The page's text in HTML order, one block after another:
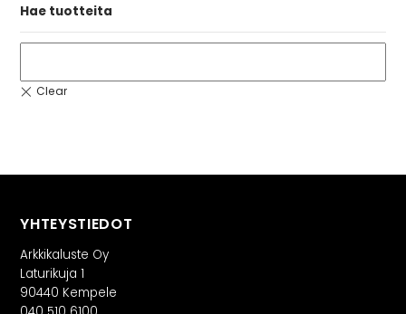
Hae tuotteita
YHTEYSTIEDOT
Arkkikaluste Oy
Laturikuja 1
90440 Kempele